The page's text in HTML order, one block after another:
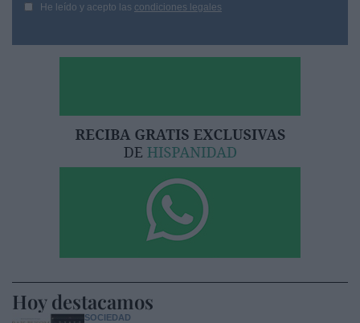
He leído y acepto las condiciones legales
Hoy destacamos
SOCIEDAD